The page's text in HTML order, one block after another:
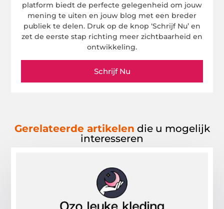
platform biedt de perfecte gelegenheid om jouw
mening te uiten en jouw blog met een breder
publiek te delen. Druk op de knop ‘Schrijf Nu’ en
zet de eerste stap richting meer zichtbaarheid en
ontwikkeling.
Schrijf Nu
Gerelateerde artikelen die u mogelijk
interesseren